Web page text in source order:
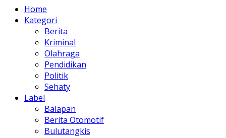
Home
Kategori
Berita
Kriminal
Olahraga
Pendidikan
Politik
Sehaty
Label
Balapan
Berita Otomotif
Bulutangkis